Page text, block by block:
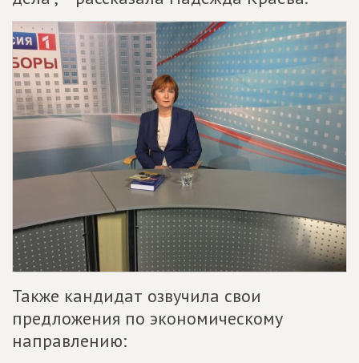
Также кандидат озвучила свои
предложения по экономическому
направлению: